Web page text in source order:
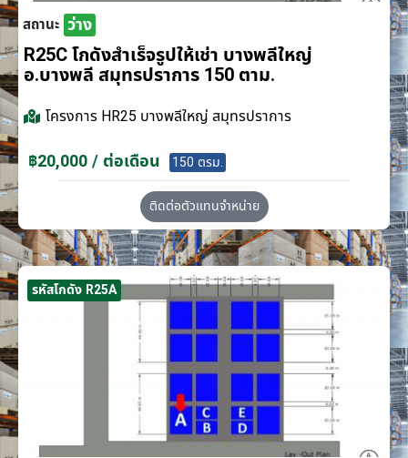
สถานะ ว่าง
R25C โกดังสำเร็จรูปให้เช่า บางพลีใหญ่
อ.บางพลี สมุทรปราการ 150 ตาม.
โครงการ HR25 บางพลีใหญ่ สมุทรปราการ
฿20,000 / ต่อเดือน 150 ตรม.
ติดต่อตัวแทนจำหน่าย
รหัสโกดัง R25A